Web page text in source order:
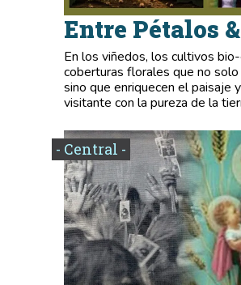
Entre Pétalos
En los viñedos, los cultivos
coberturas florales que no
sino que enriquecen el paisaje
visitante con la pureza de la
- Central -